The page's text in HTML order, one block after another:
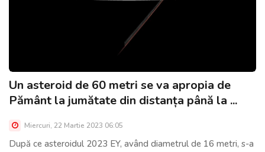
Un asteroid de 60 metri se va apropia de
Pământ la jumătate din distanța până la ...
Miercuri, 22 Martie 2023 06:05
După ce asteroidul 2023 EY, având diametrul de 16 metri, s-a